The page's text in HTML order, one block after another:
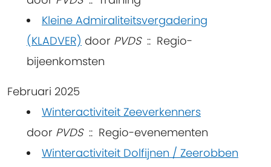
Kleine Admiraliteitsvergadering
(KLADVER) door PVDS:: Regio-
bijeenkomsten
Februari 2025
Winteractiviteit Zeeverkenners
door PVDS:: Regio-evenementen
Winteractiviteit Dolfijnen / Zeerobben